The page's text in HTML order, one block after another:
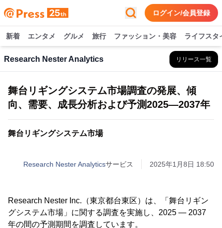
ログイン/会員登録
新着 エンタメ グルメ 旅行 ファッション・美容 ライフスタ
Research Nester Analytics リリース一覧
舞台リギングシステム市場調査の発展、傾
向、需要、成長分析および予測2025―2037年
舞台リギングシステム市場
Research Nester Analyticsサービス 2025年1月8日 18:50
Research Nester Inc.（東京都台東区）は、「舞台リギン
グシステム市場」に関する調査を実施し、2025 ― 2037
年の間の予測期間を調査しています。